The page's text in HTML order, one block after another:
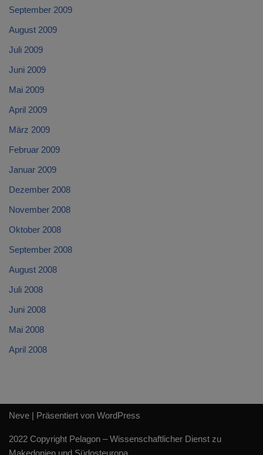
September 2009
August 2009
Juli 2009
Juni 2009
Mai 2009
April 2009
März 2009
Februar 2009
Januar 2009
Dezember 2008
November 2008
Oktober 2008
September 2008
August 2008
Juli 2008
Juni 2008
Mai 2008
April 2008
Neve | Präsentiert von WordPress
2022 Copyright Pelagon – Wissenschaftlicher Dienst zu